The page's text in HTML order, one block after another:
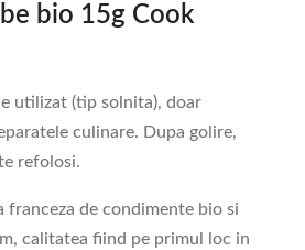
bio 15g Cook
utilizat (tip solnita), doar
culinare. Dupa golire,
refolosi.
franceza de condimente bio si
calitatea fiind pe primul loc in